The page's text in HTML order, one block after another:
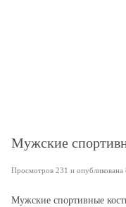
Мужские
Просмотров 231 и опубликована
Мужские спортивные